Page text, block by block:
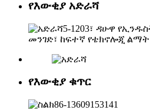
የእውቂያ አድራሻ
5-1203፣ ዳሁዋ
መንገድ፣ ከፍተኛ የቴክኖሎጂ ልማት
የእውቂያ ቁጥር
86-13609153141